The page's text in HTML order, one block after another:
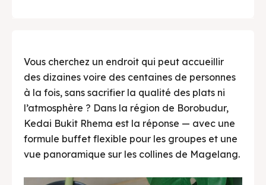
Playground Anak
Katering Magelang
Nasi Box
Recherche
Playground Anak
Katering Magelang
Nasi Box
Recherche
Vous cherchez un endroit qui peut accueillir
des dizaines voire des centaines de personnes
à la fois, sans sacrifier la qualité des plats ni
l’atmosphère ? Dans la région de Borobudur,
Kedai Bukit Rhema est la réponse — avec une
formule buffet flexible pour les groupes et une
vue panoramique sur les collines de Magelang.